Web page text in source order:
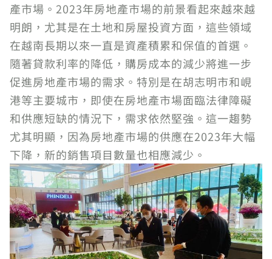
產市場。2023年房地產市場的前景看起來越來越
明朗，尤其是在土地和房屋投資方面，這些領域
在越南長期以來一直是資產積累和保值的首選。
隨著貸款利率的降低，購房成本的減少將進一步
促進房地產市場的需求。特別是在胡志明市和峴
港等主要城市，即使在房地產市場面臨法律障礙
和供應短缺的情況下，需求依然堅強。這一趨勢
尤其明顯，因為房地產市場的供應在2023年大幅
下降，新的銷售項目數量也相應減少。